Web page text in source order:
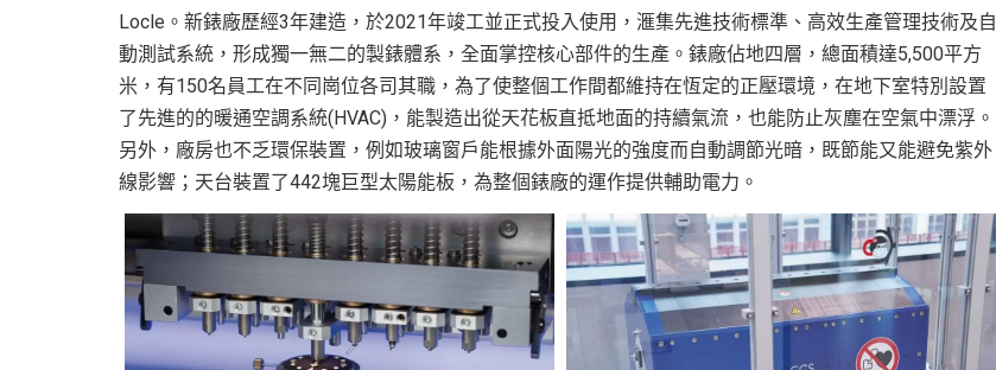
Locle。新錶廠歷經3年建造，於2021年竣工並正式投入使用，滙集先進技術標準、高效生產管理技術及自
動測試系統，形成獨一無二的製錶體系，全面掌控核心部件的生產。錶廠佔地四層，總面積達5,500平方
米，有150名員工在不同崗位各司其職，為了使整個工作間都維持在恆定的正壓環境，在地下室特別設置
了先進的的暖通空調系統(HVAC)，能製造出從天花板直抵地面的持續氣流，也能防止灰塵在空氣中漂浮。
另外，廠房也不乏環保裝置，例如玻璃窗戶能根據外面陽光的強度而自動調節光暗，既節能又能避免紫外
線影響；天台裝置了442塊巨型太陽能板，為整個錶廠的運作提供輔助電力。